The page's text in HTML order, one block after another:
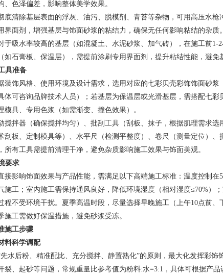
、色泽偏差，影响整体美学效果。
底清除基层表面的浮灰、油污、脱模剂、青苔等杂物，可用高压水
界面剂，增强基层与饰面砂浆的粘结力，确保无任何影响粘结的杂质。
于吸水率较高的基层（如混凝土、水泥砂浆、加气砖），在施工前
如石膏板、保温层），需提前涂刷专用界面剂，提升粘结性能，避免
具准备
装饰风格、使用环境及设计需求，选用对应的七彩贝壳彩饰饰面砂
体可咨询品牌技术人员）；若基层为保温层或光滑基层，需搭配七
模具、专用色浆（如需渐变、撞色效果）。
搅拌器（确保搅拌均匀）、批刮工具（刮板、抹子，根据肌理需求选
刮板、定制模具等）、水平尺（检测平整度）、卷尺（测量定位）
所有工具需提前清理干净，避免杂质影响施工效果与饰面美观。
要求
接影响饰面效果与产品性能，需满足以下高端施工标准：温度控制
施工；室内施工需保持通风良好，降低环境湿度（相对湿度≤70%）
程不受环境干扰。夏季高温时段，尽量选择早晚施工（上午10点前
施工需做好保温措施，避免砂浆受冻。
施工步骤
料科学调配
水后粉、精准配比、充分搅拌、静置熟化”的原则，最大化发挥彩
裂、起砂等问题，常规重量比参考值为粉料:水=3:1，具体可根据产品